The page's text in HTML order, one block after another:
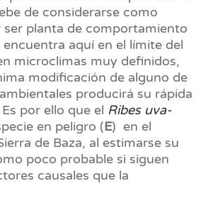
de considerarse como
ser planta de comportamiento
aquí en el límite del
microclimas muy definidos,
modificación de alguno de
producirá su rápida
por ello que el Ribes uva-
en peligro (E) en el
de Baza, al estimarse su
poco probable si siguen
causales que la